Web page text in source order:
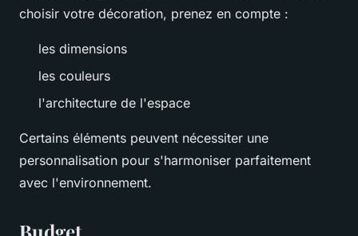
choisir votre décoration, prenez en compte :
les dimensions
les couleurs
l'architecture de l'espace
Certains éléments peuvent nécessiter une
personnalisation pour s'harmoniser parfaitement
avec l'environnement.